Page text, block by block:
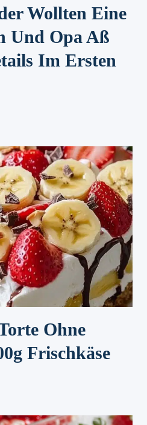
Wollten Eine
Und Opa Aß
Im Ersten
Ohne
Frischkäse